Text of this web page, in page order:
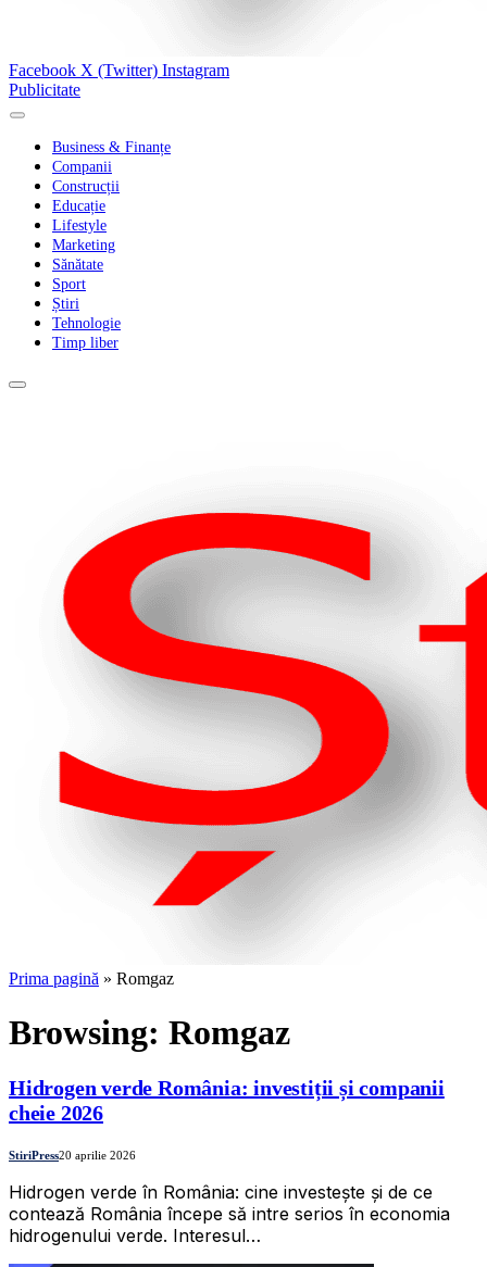
Facebook X (Twitter) Instagram
Publicitate
Business & Finanțe
Companii
Construcții
Educație
Lifestyle
Marketing
Sănătate
Sport
Știri
Tehnologie
Timp liber
Prima pagină » Romgaz
Browsing: Romgaz
Hidrogen verde România: investiții și companii
cheie 2026
StiriPress20 aprilie 2026
Hidrogen verde în România: cine investește și de ce
contează România începe să intre serios în economia
hidrogenului verde. Interesul…